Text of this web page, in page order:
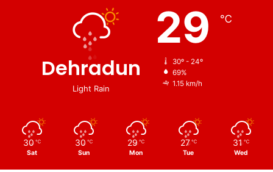
Dehradun
Light Rain
29 ℃
30º - 24º
69%
1.15 km/h
30 ℃
Sat
30 ℃
Sun
29 ℃
Mon
27 ℃
Tue
31 ℃
Wed